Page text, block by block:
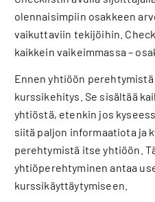
olennaisimpiin osakkeen
vaikuttaviin tekijöihin.
kaikkein vaikeimmassa –
Ennen yhtiöön
kurssikehitys. Se sisältää
yhtiöstä, etenkin jos
siitä paljon informaatiota ja
perehtymistä itse yhtiöön.
yhtiöperehtyminen antaa
kurssikäyttäytymiseen.